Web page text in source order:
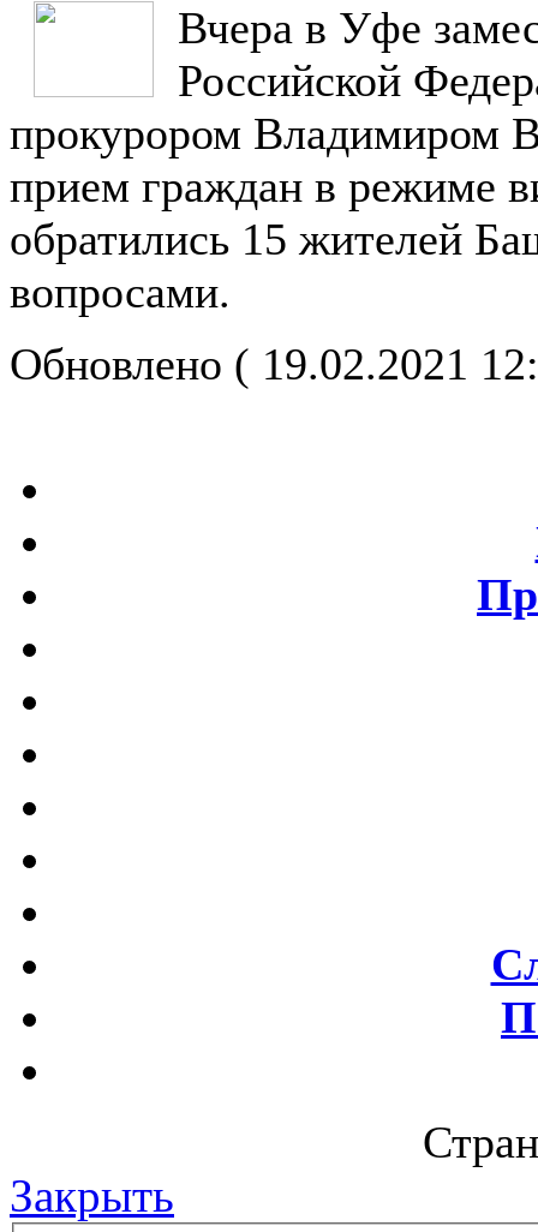
Вчера в Уфе
Российской
прокурором Владимиром
прием граждан в режиме
обратились 15 жителей
вопросами.
Обновлено ( 19.02.2021
Закрыть